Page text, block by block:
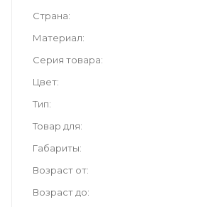
Страна
Материал
Серия товара
Цвет
Тип
Товар для
Габариты
Возраст от
Возраст до